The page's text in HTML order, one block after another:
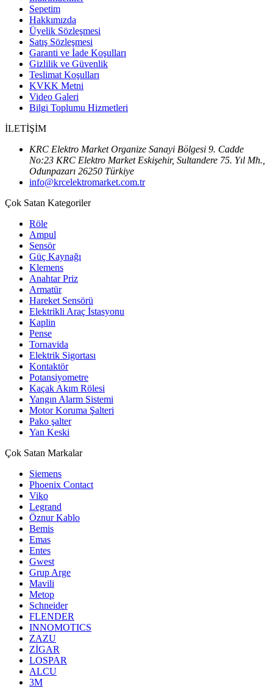
Sepetim
Hakkımızda
Üyelik Sözleşmesi
Satış Sözleşmesi
Garanti ve İade Koşulları
Gizlilik ve Güvenlik
Teslimat Koşulları
KVKK Metni
Video Galeri
Bilgi Toplumu Hizmetleri
İLETİŞİM
KRC Elektro Market Organize Sanayi Bölgesi 9. Cadde
No:23 KRC Elektro Market Eskişehir, Sultandere 75. Yıl Mh.,
Odunpazarı 26250 Türkiye
info@krcelektromarket.com.tr
Çok Satan Kategoriler
Röle
Ampul
Sensör
Güç Kaynağı
Klemens
Anahtar Priz
Armatür
Hareket Sensörü
Elektrikli Araç İstasyonu
Kaplin
Pense
Tornavida
Elektrik Sigortası
Kontaktör
Potansiyometre
Kaçak Akım Rölesi
Yangın Alarm Sistemi
Motor Koruma Şalteri
Pako şalter
Yan Keski
Çok Satan Markalar
Siemens
Phoenix Contact
Viko
Legrand
Öznur Kablo
Bemis
Emas
Entes
Gwest
Grup Arge
Mavili
Metop
Schneider
FLENDER
INNOMOTICS
ZAZU
ZİGAR
LOSPAR
ALCU
3M